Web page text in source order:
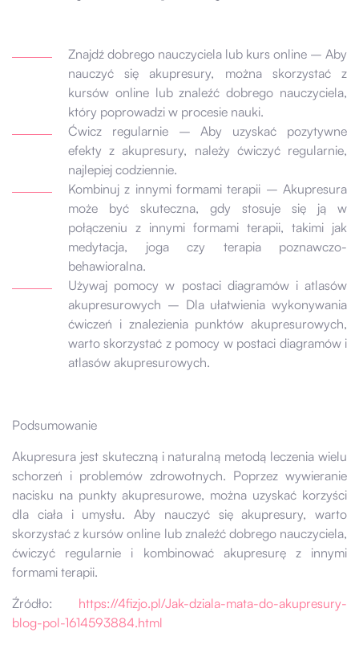
Znajdź dobrego nauczyciela lub kurs online – Aby
nauczyć się akupresury, można skorzystać z
kursów online lub znaleźć dobrego nauczyciela,
który poprowadzi w procesie nauki.
Ćwicz regularnie – Aby uzyskać pozytywne
efekty z akupresury, należy ćwiczyć regularnie,
najlepiej codziennie.
Kombinuj z innymi formami terapii – Akupresura
może być skuteczna, gdy stosuje się ją w
połączeniu z innymi formami terapii, takimi jak
medytacja, joga czy terapia poznawczo-
behawioralna.
Używaj pomocy w postaci diagramów i atlasów
akupresurowych – Dla ułatwienia wykonywania
ćwiczeń i znalezienia punktów akupresurowych,
warto skorzystać z pomocy w postaci diagramów i
atlasów akupresurowych.
Podsumowanie
Akupresura jest skuteczną i naturalną metodą leczenia wielu
schorzeń i problemów zdrowotnych. Poprzez wywieranie
nacisku na punkty akupresurowe, można uzyskać korzyści
dla ciała i umysłu. Aby nauczyć się akupresury, warto
skorzystać z kursów online lub znaleźć dobrego nauczyciela,
ćwiczyć regularnie i kombinować akupresurę z innymi
formami terapii.
Źródło: https://4fizjo.pl/Jak-dziala-mata-do-akupresury-
blog-pol-1614593884.html